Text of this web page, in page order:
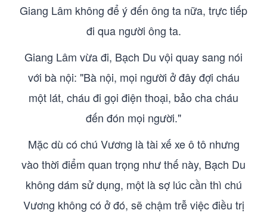
Giang Lâm không để ý đến ông ta nữa, trực tiếp
đi qua người ông ta.
Giang Lâm vừa đi, Bạch Du vội quay sang nói
với bà nội: "Bà nội, mọi người ở đây đợi cháu
một lát, cháu đi gọi điện thoại, bảo cha cháu
đến đón mọi người."
Mặc dù có chú Vương là tài xế xe ô tô nhưng
vào thời điểm quan trọng như thế này, Bạch Du
không dám sử dụng, một là sợ lúc cần thì chú
Vương không có ở đó, sẽ chậm trễ việc điều trị